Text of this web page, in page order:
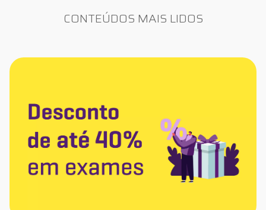
CONTEÚDOS MAIS LIDOS